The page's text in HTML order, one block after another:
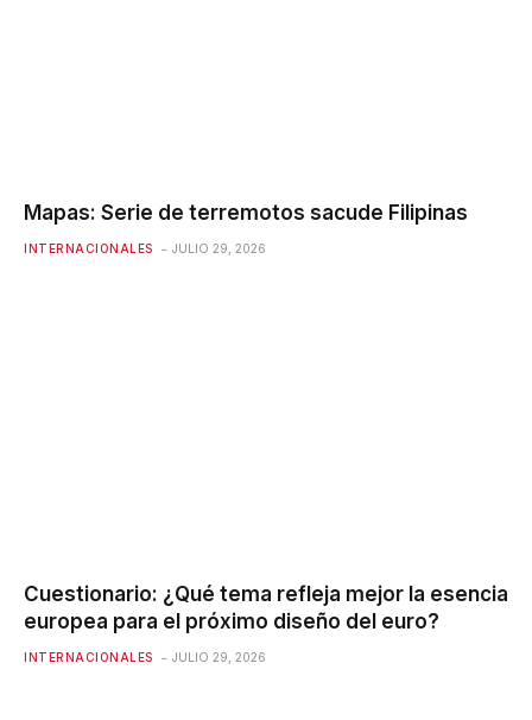
Mapas: Serie de terremotos sacude Filipinas
INTERNACIONALES JULIO 29, 2026
Cuestionario: ¿Qué tema refleja mejor la esencia
europea para el próximo diseño del euro?
INTERNACIONALES JULIO 29, 2026